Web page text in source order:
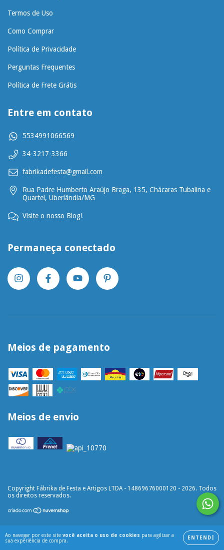
Ao navegar por este site você aceita o uso de cookies para agilizar a
sua experiência de compra.
ENTENDI
Termos de Uso
Como Comprar
Política de Privacidade
Perguntas Frequentes
Política de Frete Grátis
Entre em contato
5534991066569
34-3217-3366
fabrikadefesta@gmail.com
Rua Padre Humberto Araújo Braga, 135, Chácaras Tubalina e
Quartel, Uberlândia/MG
Visite o nosso Blog!
Permaneça conectado
Meios de pagamento
Meios de envio
Copyright Fábrika de Festa e Artigos LTDA - 14869676000120 - 2026. Todos
os direitos reservados.